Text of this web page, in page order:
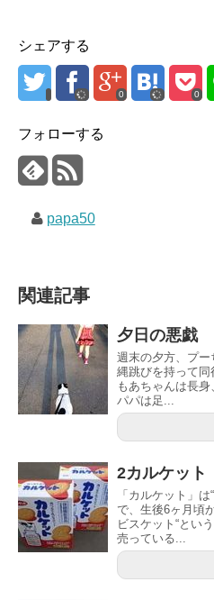
シェアする
0 0
フォローする
papa50
関連記事
夕日の悪戯
週末の夕方、プ
縄跳びを持って同
もあちゃんは長身
パパは足...
2カルケット
「カルケット」
で、生後6ヶ月頃
ビスケット“とい
売っている...